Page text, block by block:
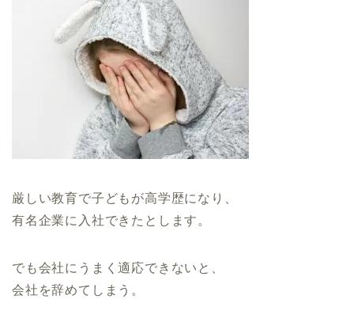
厳しい教育で子どもが高学歴になり、
有名企業に入社できたとします。
でも会社にうまく適応できないと、
会社を辞めてしまう。